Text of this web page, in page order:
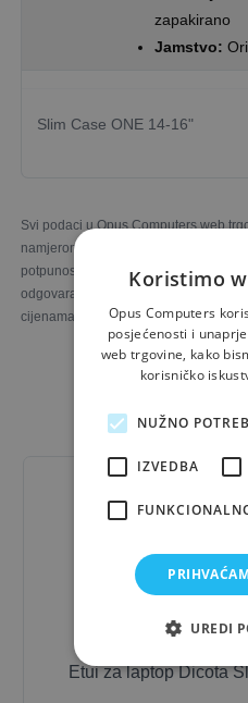
zapakirano
Jamstvo:
Slim Case ONE 14-16"
Svi podaci u Opus Computers web
namjerom. Fotografije proizvoda
potpunosti odgovarati stvarnim
odgovara za eventualne
cijenama i raspoloživim količinama
Etui za laptop Dicota
Koristimo
Opus Computers
posjećenosti i
web trgovine, kako
korisničko
NUŽNO
IZVEDBA
UREDI